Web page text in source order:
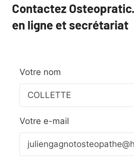
Contactez
en ligne et secrétariat
Votre nom
Votre e-mail